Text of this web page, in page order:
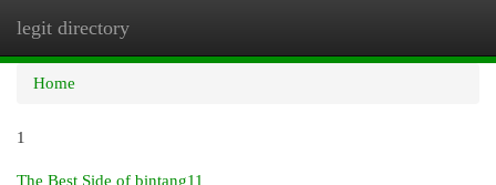
legit directory
Home
1
The Best Side of bintang11